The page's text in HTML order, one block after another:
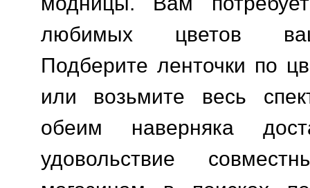
любимых цветов
Подберите ленточки по
или возьмите весь
обеим наверняка
удовольствие